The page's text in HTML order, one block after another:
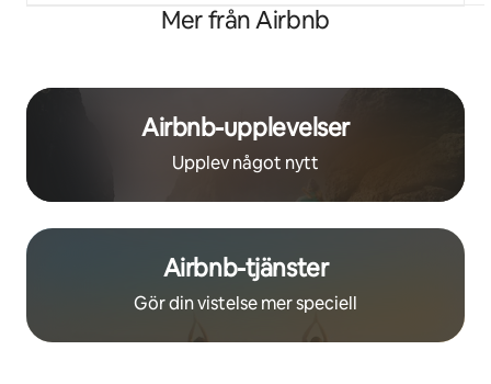
Mer från Airbnb
Airbnb-upplevelser
Upplev något nytt
Airbnb-tjänster
Gör din vistelse mer speciell